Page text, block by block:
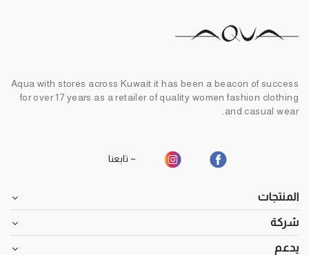
Aqua with stores across Kuwait it has been a beacon of success
for over 17 years as a retailer of quality women fashion clothing
and casual wear.
~ تابعنا
المنتجات
شركة
يدعم